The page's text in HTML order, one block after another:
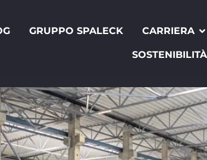
GRUPPO SPALECK CARRIERA
SOSTENIBILITÀ